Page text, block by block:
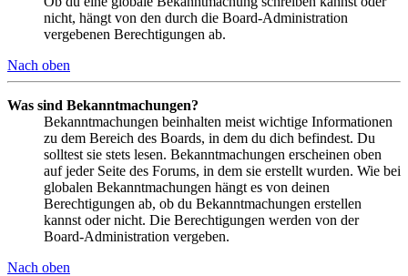
nicht, hängt von den durch die Board-Administration
vergebenen Berechtigungen ab.
Nach oben
Was sind Bekanntmachungen?
Bekanntmachungen beinhalten meist wichtige Informationen
zu dem Bereich des Boards, in dem du dich befindest. Du
solltest sie stets lesen. Bekanntmachungen erscheinen oben
auf jeder Seite des Forums, in dem sie erstellt wurden. Wie bei
globalen Bekanntmachungen hängt es von deinen
Berechtigungen ab, ob du Bekanntmachungen erstellen
kannst oder nicht. Die Berechtigungen werden von der
Board-Administration vergeben.
Nach oben